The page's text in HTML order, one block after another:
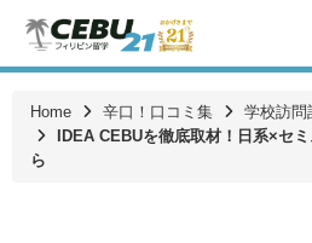
Home 辛口！口コミ集
学校訪問
IDEA CEBUを徹底取材！日系×セ
ら